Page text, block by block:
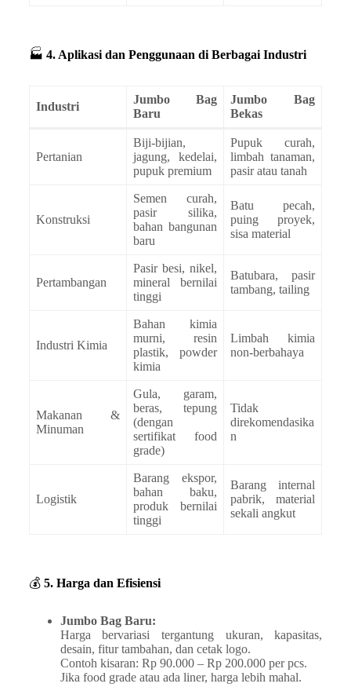
🏭 4. Aplikasi dan Penggunaan di Berbagai Industri
Industri
Jumbo Bag
Baru
Jumbo Bag
Bekas
Pertanian
Biji-bijian,
jagung, kedelai,
pupuk premium
Pupuk curah,
limbah tanaman,
pasir atau tanah
Konstruksi
Semen curah,
pasir silika,
bahan bangunan
baru
Batu pecah,
puing proyek,
sisa material
Pertambangan
Pasir besi, nikel,
mineral bernilai
tinggi
Batubara, pasir
tambang, tailing
Industri Kimia
Bahan kimia
murni, resin
plastik, powder
kimia
Limbah kimia
non-berbahaya
Makanan &
Minuman
Gula, garam,
beras, tepung
(dengan
sertifikat food
grade)
Tidak
direkomendasika
n
Logistik
Barang ekspor,
bahan baku,
produk bernilai
tinggi
Barang internal
pabrik, material
sekali angkut
💰 5. Harga dan Efisiensi
Jumbo Bag Baru:
Harga bervariasi tergantung ukuran, kapasitas,
desain, fitur tambahan, dan cetak logo.
Contoh kisaran: Rp 90.000 – Rp 200.000 per pcs.
Jika food grade atau ada liner, harga lebih mahal.